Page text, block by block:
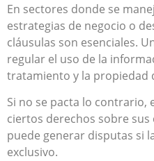
En sectores donde se
estrategias de negocio o
cláusulas son esenciales.
regular el uso de la
tratamiento y la propiedad
Si no se pacta lo contrario,
ciertos derechos sobre
puede generar disputas si
exclusivo.